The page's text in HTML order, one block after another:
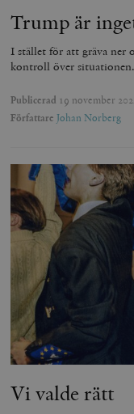
Trump är
I stället för att gräva ner
kontroll över situationen.
Publicerad 19 november
Författare Johan Norberg
Vi valde rätt